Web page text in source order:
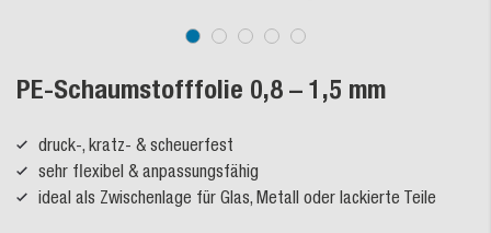
PE-Schaumstofffolie 0,8 – 1,5 mm
druck-, kratz- & scheuerfest
sehr flexibel & anpassungsfähig
ideal als Zwischenlage für Glas, Metall oder lackierte Teile